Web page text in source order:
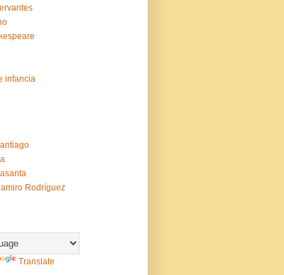
infancia
Rodríguez
Translate